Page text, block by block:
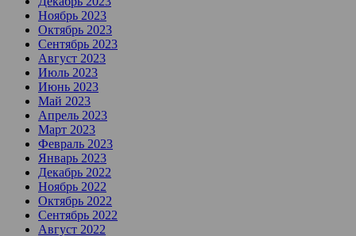
Ноябрь 2023
Октябрь 2023
Сентябрь 2023
Август 2023
Июль 2023
Июнь 2023
Май 2023
Апрель 2023
Март 2023
Февраль 2023
Январь 2023
Декабрь 2022
Ноябрь 2022
Октябрь 2022
Сентябрь 2022
Август 2022